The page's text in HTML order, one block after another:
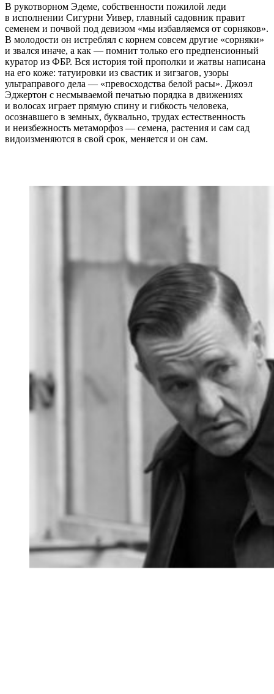
В рукотворном Эдеме, собственности пожилой леди
в исполнении Сигурни Уивер, главный садовник правит
семенем и почвой под девизом «мы избавляемся от сорняков».
В молодости он истреблял с корнем совсем другие «сорняки»
и звался иначе, а как — помнит только его предпенсионный
куратор из ФБР. Вся история той прополки и жатвы написана
на его коже: татуировки из свастик и зигзагов, узоры
ультраправого дела — «превосходства белой расы». Джоэл
Эджертон с несмываемой печатью порядка в движениях
и волосах играет прямую спину и гибкость человека,
осознавшего в земных, буквально, трудах естественность
и неизбежность метаморфоз — семена, растения и сам сад
видоизменяются в свой срок, меняется и он сам.